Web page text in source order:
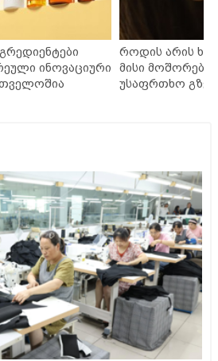
ინოვაციური
როდის არის
მისი
უსაფრთხო